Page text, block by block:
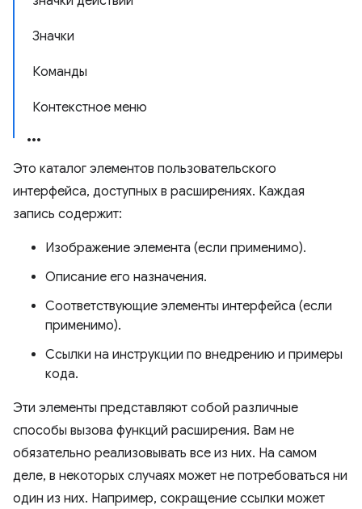
Значки
Команды
Контекстное меню
Это каталог элементов пользовательского
интерфейса, доступных в расширениях. Каждая
запись содержит:
Изображение элемента (если применимо).
Описание его назначения.
Соответствующие элементы интерфейса (если
применимо).
Ссылки на инструкции по внедрению и примеры
кода.
Эти элементы представляют собой различные
способы вызова функций расширения. Вам не
обязательно реализовывать все из них. На самом
деле, в некоторых случаях может не потребоваться ни
один из них. Например, сокращение ссылки может